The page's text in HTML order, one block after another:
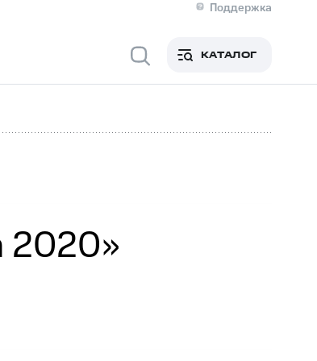
Поддержка
Медиа-центр
в регионе
Рынок акций
КАТАЛОГ
2020»